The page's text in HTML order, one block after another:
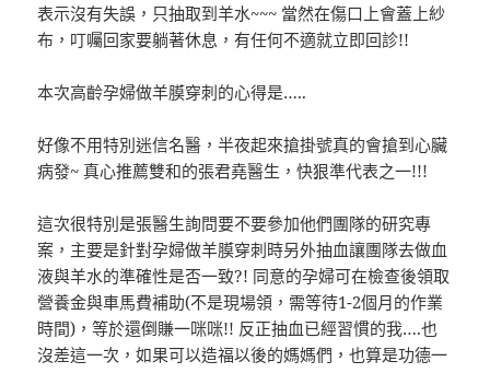
表示沒有失誤，只抽取到羊水~~~ 當然在傷口上會蓋上紗
布，叮囑回家要躺著休息，有任何不適就立即回診!!
本次高齡孕婦做羊膜穿刺的心得是…..
好像不用特別迷信名醫，半夜起來搶掛號真的會搶到心臟
病發~ 真心推薦雙和的張君堯醫生，快狠準代表之一!!!
這次很特別是張醫生詢問要不要參加他們團隊的研究專
案，主要是針對孕婦做羊膜穿刺時另外抽血讓團隊去做血
液與羊水的準確性是否一致?! 同意的孕婦可在檢查後領取
營養金與車馬費補助(不是現場領，需等待1-2個月的作業
時間)，等於還倒賺一咪咪!! 反正抽血已經習慣的我….也
沒差這一次，如果可以造福以後的媽媽們，也算是功德一